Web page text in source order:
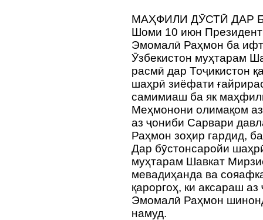
МАҲФИЛИ ДӮСТӢ ДАР
Шоми 10 июн
Эмомалӣ Раҳмон ба
Ӯзбекистон муҳтарам
расмӣ дар Тоҷикистон
шаҳрӣ зиёфати
самимиаш ба як
Меҳмонони олимақом
аз ҷониби Сарвари
Раҳмон зоҳир гардид,
Дар бӯстонсаройи
муҳтарам Шавкат
мевадиҳанда ва
қароргоҳ, ки аксараш
Эмомалӣ Раҳмон
намуд.